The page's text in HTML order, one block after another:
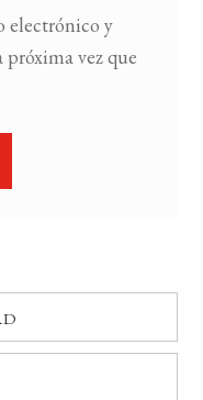
electrónico y
próxima vez que